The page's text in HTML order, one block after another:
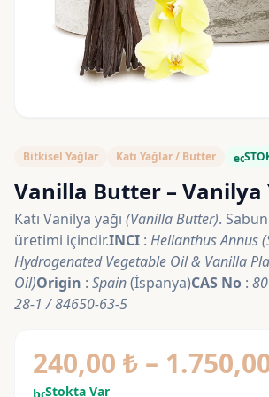
Bitkisel Yağlar Katı Yağlar / Butter eco
Vanilla Butter – Vanilya
Katı Vanilya yağı (Vanilla Butter).
üretimi içindir.INCI : Helianthus Annus
Hydrogenated Vegetable Oil & Vanilla
Oil)Origin : Spain(İspanya)CAS No :
28-1 / 84650-63-5
240,00 ₺ –
Stokta Var